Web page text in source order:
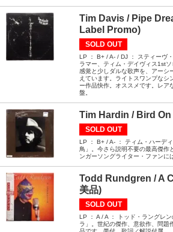
Tim Davis / Pipe
Label Promo)
SOLD OUT
LP ： B+ / A- / DJ ： スティーヴ
ラマー、ティム・デイヴィス1st
感覚と少しダルな歌声を、アーシ
えています。ライトスワンプなシ
ー作品快作。オススメです。レア
盤。
Tim Hardin / Bird On
SOLD OUT
LP ： B+ / A- ： ティム・ハーデ
鳥」。今さら説明不要の最高傑作
ンガーソングライター・ファンに
Todd Rundgren / A
美品)
SOLD OUT
LP ： A / A ： トッド・ラングレ
ラ」。世紀の傑作、意欲作、問